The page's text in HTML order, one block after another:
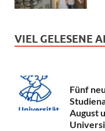
VIEL GELESENE
Fünf
August